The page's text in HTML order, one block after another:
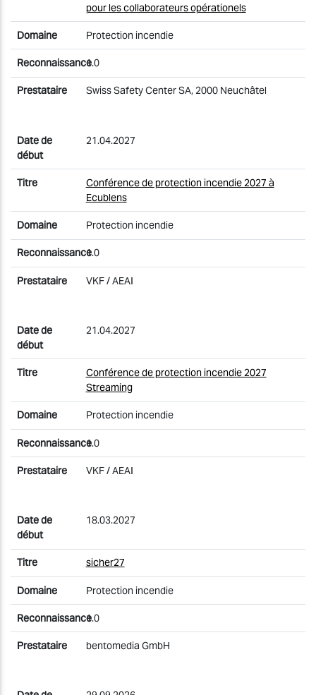
pour les collaborateurs opérationels
Protection incendie
1.0
Swiss Safety Center SA, 2000 Neuchâtel
21.04.2027
Conférence de protection incendie 2027 à
Ecublens
Protection incendie
1.0
VKF / AEAI
21.04.2027
Conférence de protection incendie 2027
Streaming
Protection incendie
1.0
VKF / AEAI
18.03.2027
sicher27
Protection incendie
1.0
bentomedia GmbH